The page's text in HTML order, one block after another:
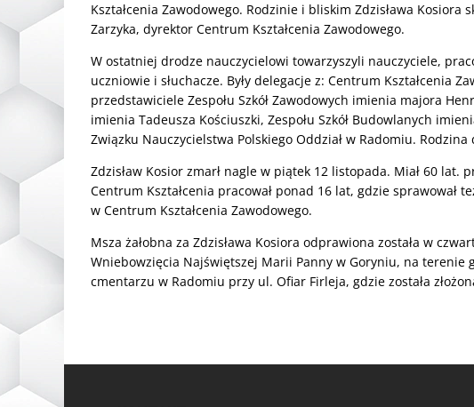
Kształcenia Zawodowego. Rodzinie i bliskim Zdzisława Kosiora
Zarzyka, dyrektor Centrum Kształcenia Zawodowego.
W ostatniej drodze nauczycielowi towarzyszyli nauczyciele,
uczniowie i słuchacze. Były delegacje z: Centrum Kształcenia
przedstawiciele Zespołu Szkół Zawodowych imienia majora
imienia Tadeusza Kościuszki, Zespołu Szkół Budowlanych
Związku Nauczycielstwa Polskiego Oddział w Radomiu.
Zdzisław Kosior zmarł nagle w piątek 12 listopada. Miał 60 lat.
Centrum Kształcenia pracował ponad 16 lat, gdzie sprawował
w Centrum Kształcenia Zawodowego.
Msza żałobna za Zdzisława Kosiora odprawiona została w
Wniebowzięcia Najświętszej Marii Panny w Goryniu, na terenie
cmentarzu w Radomiu przy ul. Ofiar Firleja, gdzie została